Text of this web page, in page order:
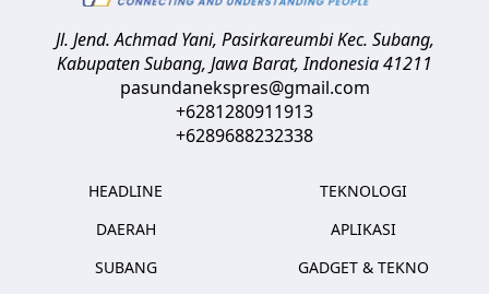
Jl. Jend. Achmad Yani, Pasirkareumbi Kec. Subang,
Kabupaten Subang, Jawa Barat,Indonesia41211
pasundanekspres@gmail.com
+6281280911913
+6289688232338
HEADLINE
DAERAH
SUBANG
TEKNOLOGI
APLIKASI
GADGET & TEKNO